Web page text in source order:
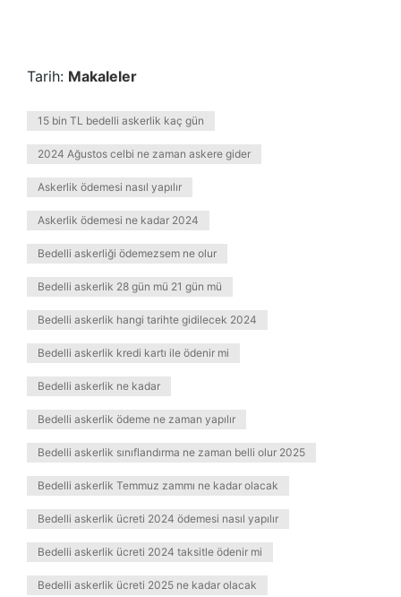
Tarih: Makaleler
15 bin TL bedelli askerlik kaç gün
2024 Ağustos celbi ne zaman askere gider
Askerlik ödemesi nasıl yapılır
Askerlik ödemesi ne kadar 2024
Bedelli askerliği ödemezsem ne olur
Bedelli askerlik 28 gün mü 21 gün mü
Bedelli askerlik hangi tarihte gidilecek 2024
Bedelli askerlik kredi kartı ile ödenir mi
Bedelli askerlik ne kadar
Bedelli askerlik ödeme ne zaman yapılır
Bedelli askerlik sınıflandırma ne zaman belli olur 2025
Bedelli askerlik Temmuz zammı ne kadar olacak
Bedelli askerlik ücreti 2024 ödemesi nasıl yapılır
Bedelli askerlik ücreti 2024 taksitle ödenir mi
Bedelli askerlik ücreti 2025 ne kadar olacak